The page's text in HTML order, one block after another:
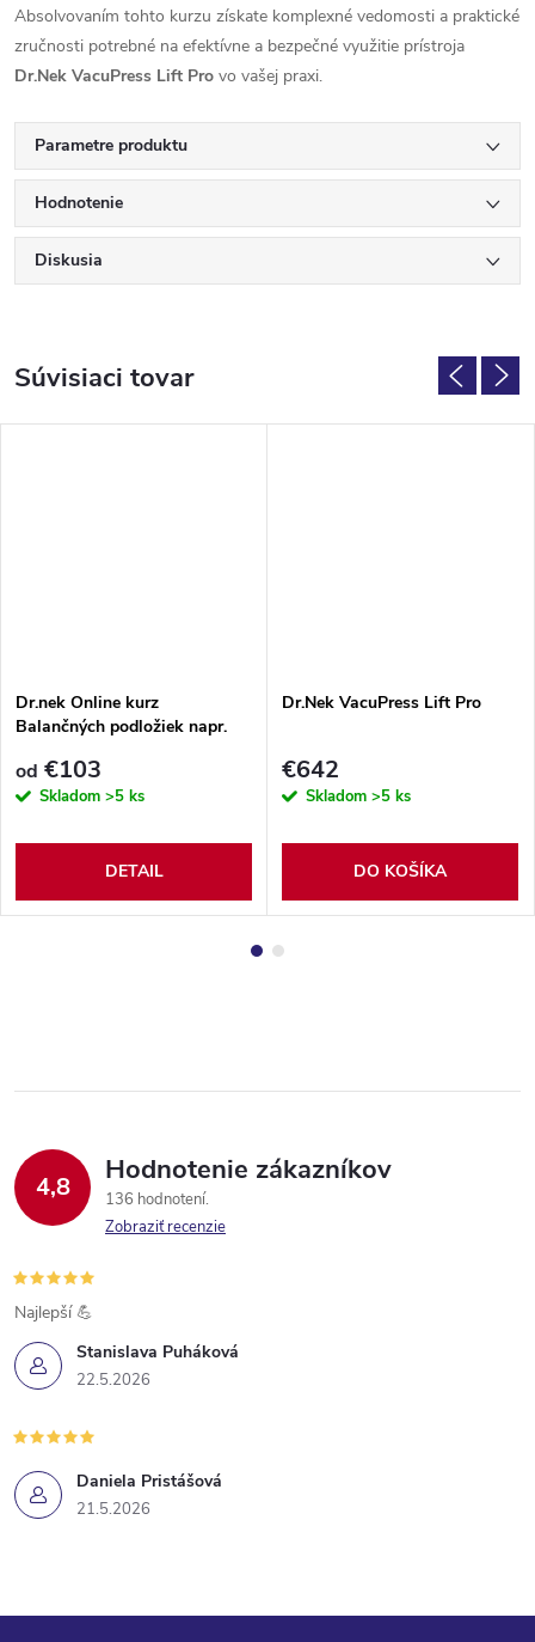
Absolvovaním tohto kurzu získate komplexné vedomosti a praktické
zručnosti potrebné na efektívne a bezpečné využitie prístroja
Dr.Nek VacuPress Lift Pro vo vašej praxi.
Parametre produktu
Hodnotenie
Diskusia
Súvisiaci tovar
Dr.nek Online kurz
Balančných podložiek napr.
podložky
od €103
Skladom >5 ks
DETAIL
Dr.Nek VacuPress Lift Pro
€642
Skladom >5 ks
DO KOŠÍKA
4,8 Hodnotenie zákazníkov
136 hodnotení
Zobraziť recenzie
Stanislava Puháková
22.5.2026
Najlepší 💪
Daniela Pristášová
21.5.2026